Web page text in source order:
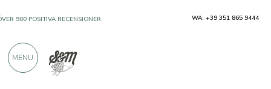
900 POSITIVA RECENSIONER WA: +39 351 865 9444
MENU